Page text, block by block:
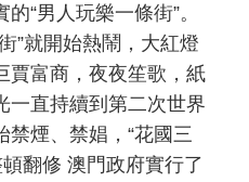
“男人玩樂一條街”。
”就開始熱鬧，大紅燈
賈富商，夜夜笙歌，紙
直持續到第二次世界
禁煙、禁娼，“花國三
翻修 澳門政府實行了